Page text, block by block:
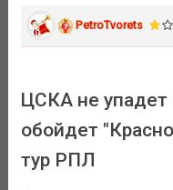
PetroTvorets
ЦСКА не
обойдет
тур РПЛ